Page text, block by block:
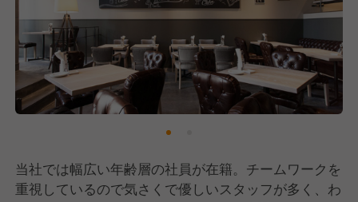
当社では幅広い年齢層の社員が在籍。チームワークを
重視しているので気さくで優しいスタッフが多く、わ